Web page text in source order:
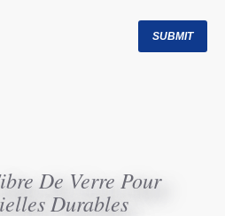
SUBMIT
De Verre Pour
Durables